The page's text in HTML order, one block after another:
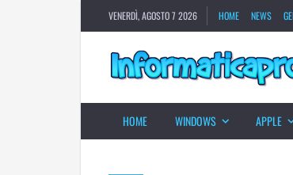
VENERDÌ, AGOSTO 7 2026 HOME NEWS
HOME WINDOWS APPLE